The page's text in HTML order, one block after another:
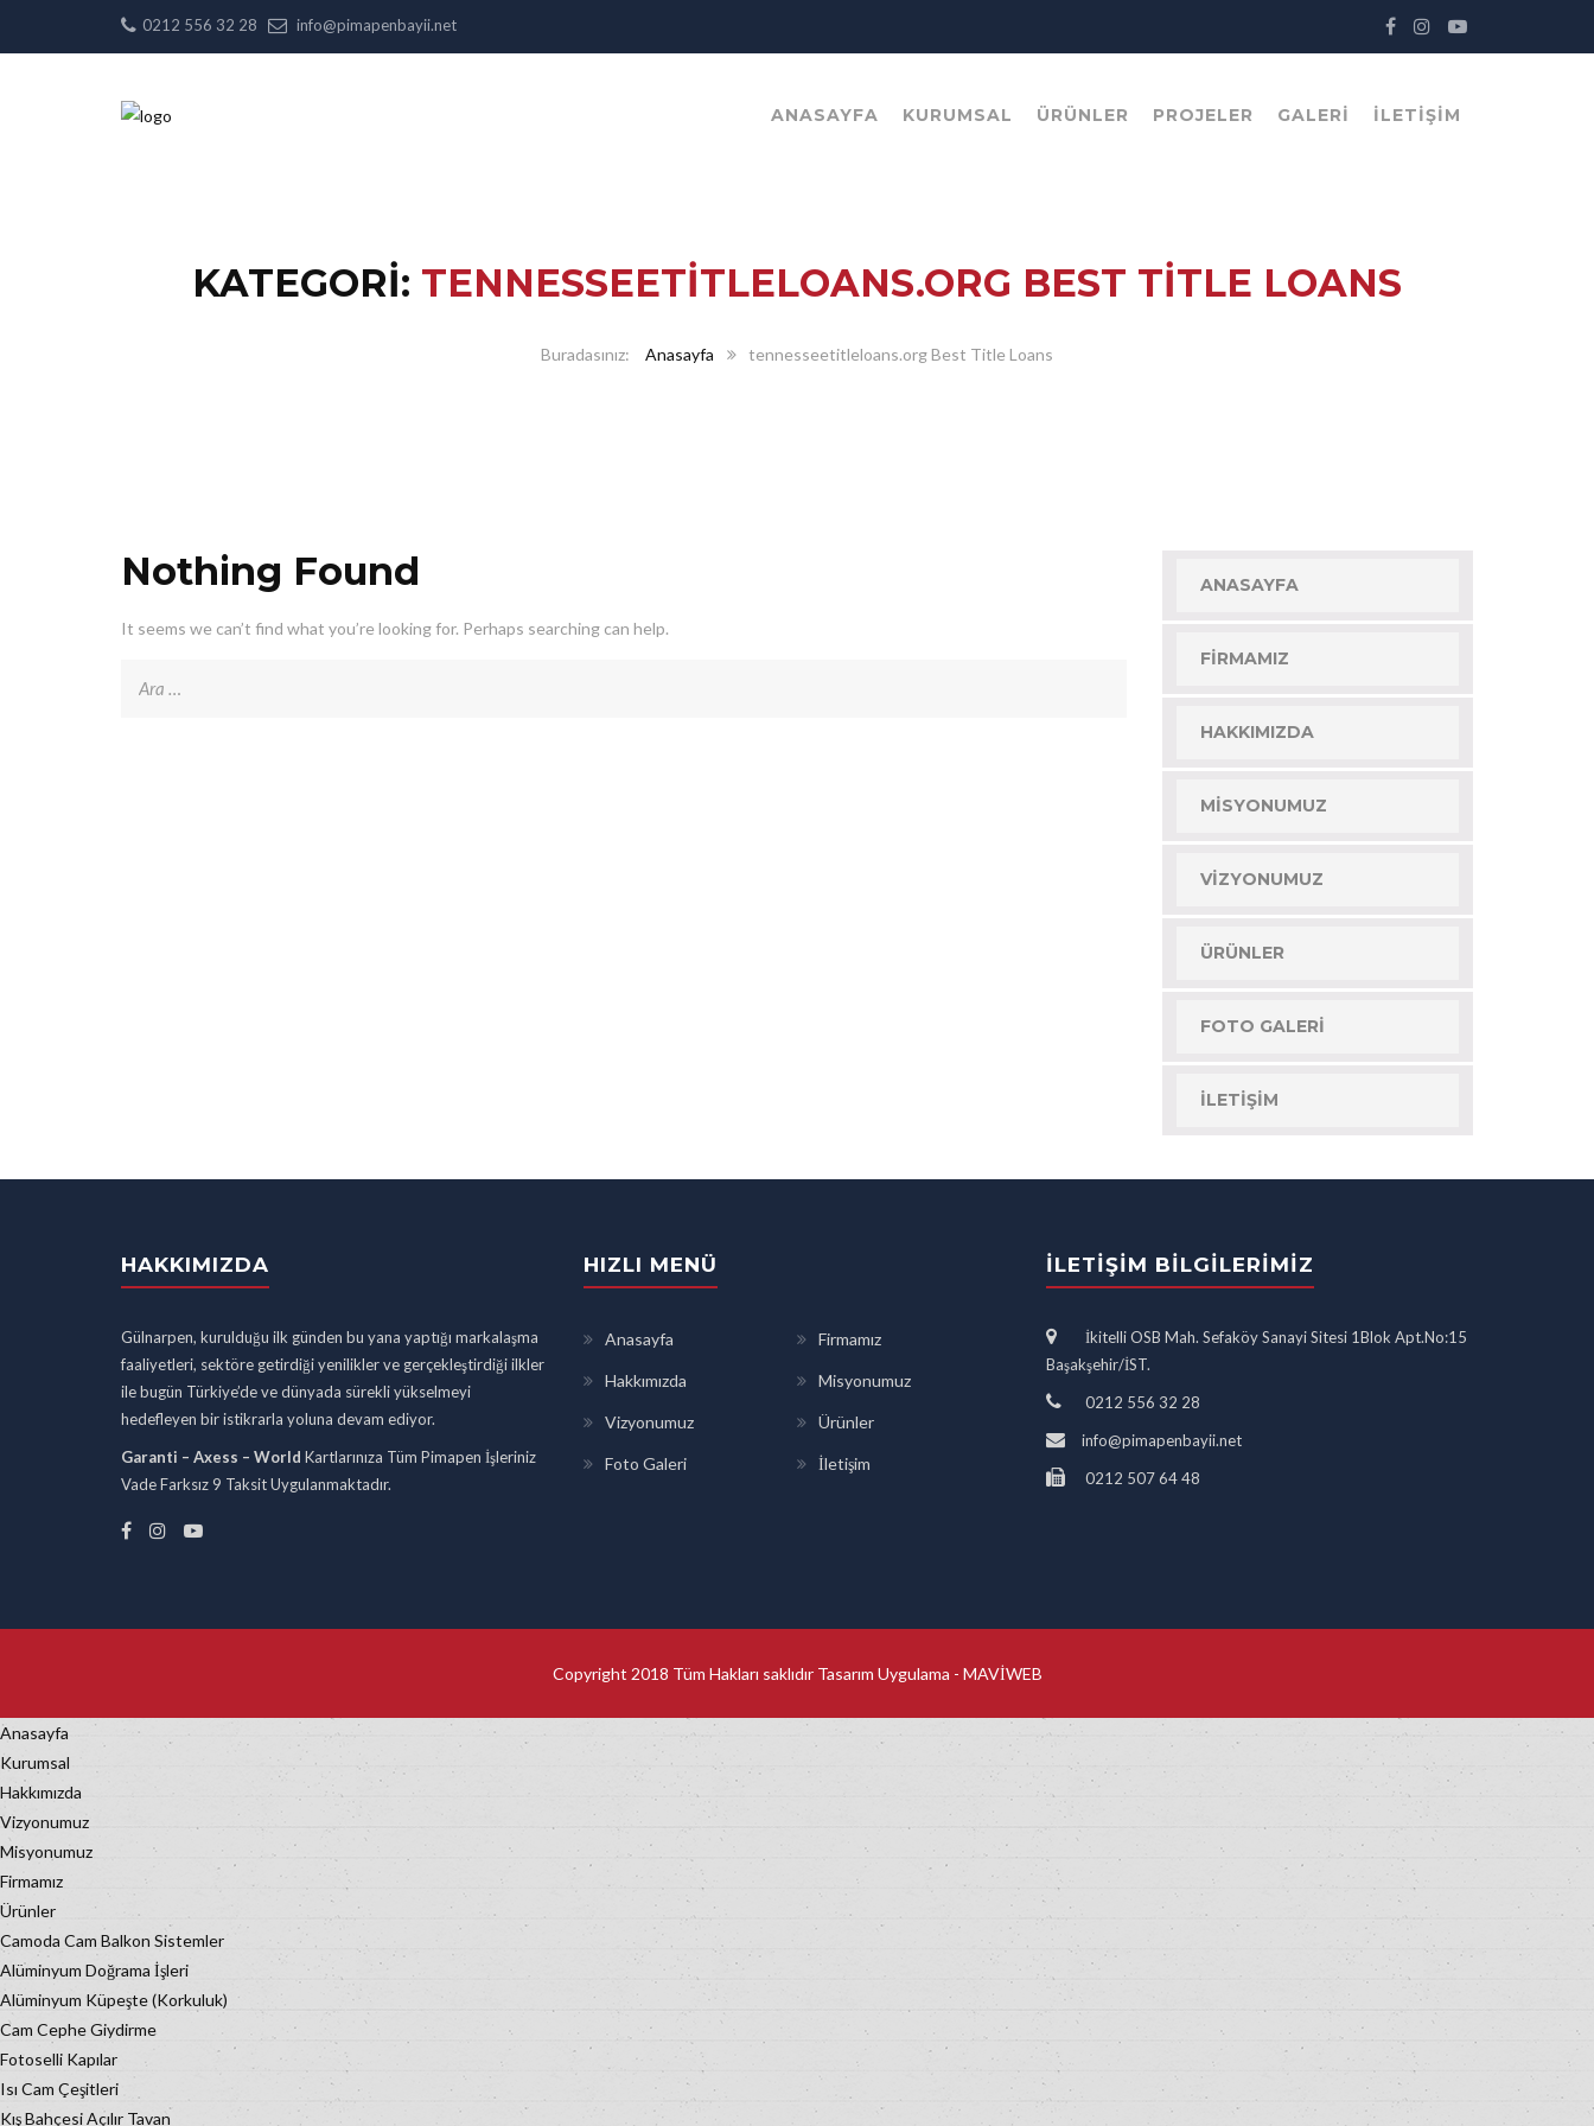
0212 556 32 28 info@pimapenbayii.net
ANASAYFA KURUMSAL ÜRÜNLER PROJELER GALERI İLETIŞIM
KATEGORI: TENNESSEETITLELOANS.ORG BEST TITLE LOANS
Anasayfa tennesseetitleloans.org Best Title Loans
Nothing Found
It seems we can’t find what you’re looking for. Perhaps searching can help.
ANASAYFA
FIRMAMIZ
HAKKIMIZDA
MISYONUMUZ
VIZYONUMUZ
ÜRÜNLER
FOTO GALERI
İLETIŞIM
HAKKIMIZDA
Gülnarpen, kurulduğu ilk günden bu yana yaptığı markalaşma
faaliyetleri, sektöre getirdiği yenilikler ve gerçekleştirdiği ilkler
ile bugün Türkiye’de ve dünyada sürekli yükselmeyi
hedefleyen bir istikrarla yoluna devam ediyor.
Garanti – Axess – World Kartlarınıza Tüm Pimapen İşleriniz
Vade Farksız 9 Taksit Uygulanmaktadır.
HIZLI MENÜ
Anasayfa Firmamız
Hakkımızda Misyonumuz
Vizyonumuz Ürünler
Foto Galeri İletişim
İLETIŞIM BILGILERIMIZ
İkitelli OSB Mah. Sefaköy Sanayi Sitesi 1Blok Apt.No:15
Başakşehir/İST.
0212 556 32 28
info@pimapenbayii.net
0212 507 64 48
Copyright 2018 Tüm Hakları saklıdır Tasarım Uygulama - MAVİWEB
Anasayfa
Kurumsal
Hakkımızda
Vizyonumuz
Misyonumuz
Firmamız
Ürünler
Camoda Cam Balkon Sistemler
Alüminyum Doğrama İşleri
Alüminyum Küpeşte (Korkuluk)
Cam Cephe Giydirme
Fotoselli Kapılar
Isı Cam Çeşitleri
Kış Bahçesi Açılır Tavan